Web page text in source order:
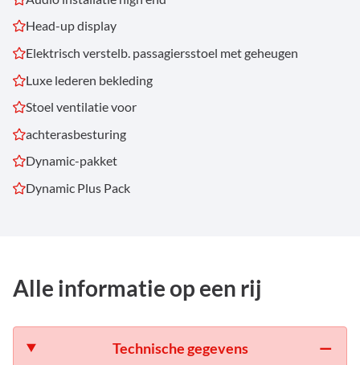
Head-up display
Elektrisch verstelb. passagiersstoel met geheugen
Luxe lederen bekleding
Stoel ventilatie voor
achterasbesturing
Dynamic-pakket
Dynamic Plus Pack
Alle informatie op een rij
Technische gegevens